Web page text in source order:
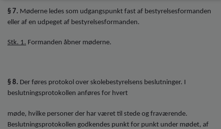
§ 7. Møderne ledes som udgangspunkt fast af bestyrelsesformanden
eller af en udpeget af bestyrelsesformanden.
Stk. 1. Formanden åbner møderne.
§ 8. Der føres protokol over skolebestyrelsens beslutninger. I
beslutningsprotokollen anføres for hvert
møde, hvilke personer der har været til stede og fraværende.
Beslutningsprotokollen godkendes punkt for punkt under mødet, af